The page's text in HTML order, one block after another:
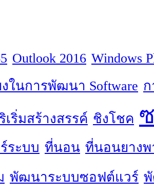
Outlook 2016 Windows
ในการพัฒนา Software
ริ่มสร้างสรรค์ ชิงโชค
ระบบ ที่นอน ที่นอนยางพ
พัฒนาระบบซอฟต์แวร์